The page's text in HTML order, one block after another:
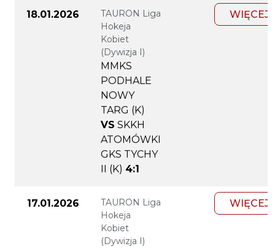
18.01.2026
TAURON Liga
Hokeja
Kobiet
(Dywizja I)
MMKS
PODHALE
NOWY
TARG (K)
VS SKKH
ATOMÓWKI
GKS TYCHY
II (K) 4:1
WIĘCEJ
17.01.2026
TAURON Liga
Hokeja
Kobiet
(Dywizja I)
WIĘCEJ